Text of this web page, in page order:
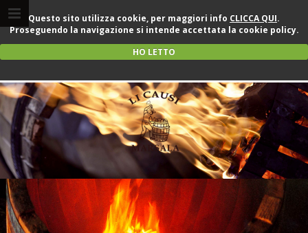
Questo sito utilizza cookie, per maggiori info CLICCA QUI.
Proseguendo la navigazione si intende accettata la cookie policy.
HO LETTO